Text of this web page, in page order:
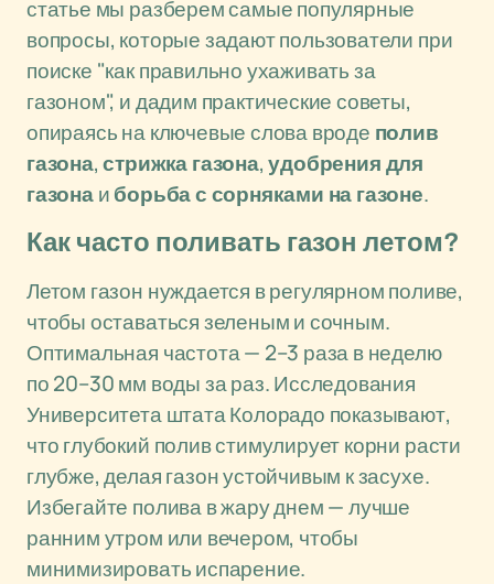
статье мы разберем самые популярные
вопросы, которые задают пользователи при
поиске "как правильно ухаживать за
газоном", и дадим практические советы,
опираясь на ключевые слова вроде полив
газона,стрижка газона,удобрения для
газонаиборьба с сорняками на газоне.
Как часто поливать газон летом?
Летом газон нуждается в регулярном поливе,
чтобы оставаться зеленым и сочным.
Оптимальная частота — 2–3 раза в неделю
по 20–30 мм воды за раз. Исследования
Университета штата Колорадо показывают,
что глубокий полив стимулирует корни расти
глубже, делая газон устойчивым к засухе.
Избегайте полива в жару днем — лучше
ранним утром или вечером, чтобы
минимизировать испарение.